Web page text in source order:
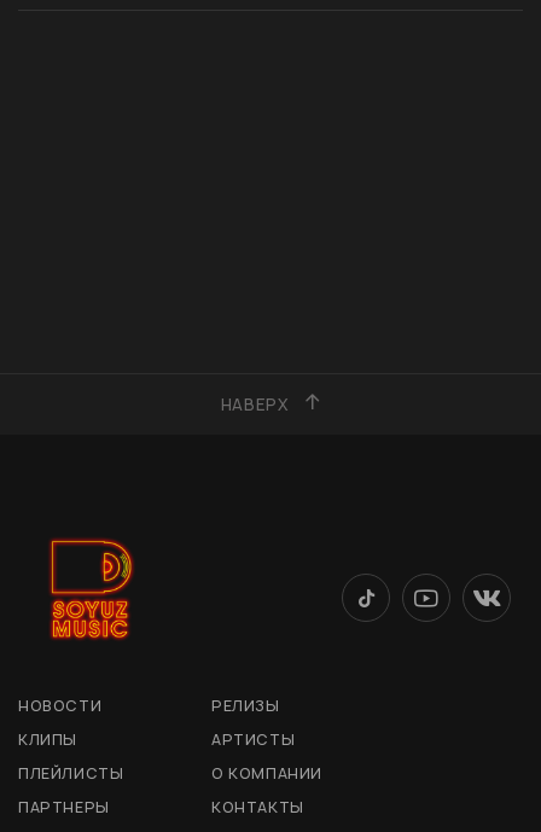
НАВЕРХ
НОВОСТИ
РЕЛИЗЫ
КЛИПЫ
АРТИСТЫ
ПЛЕЙЛИСТЫ
О КОМПАНИИ
ПАРТНЕРЫ
КОНТАКТЫ